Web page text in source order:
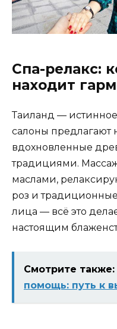
Спа-релакс:
находит
Таиланд —
салоны
вдохновленные
традициями.
маслами,
роз и
лица — всё это
настоящим
Смотрите также:
помощь: путь к